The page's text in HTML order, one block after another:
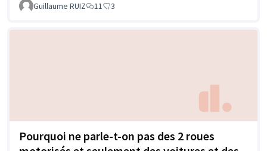
Guillaume RUIZ 11 3
Pourquoi ne parle-t-on pas des 2 roues